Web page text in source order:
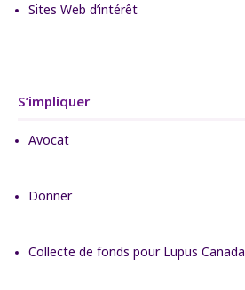
Sites Web d’intérêt
S’impliquer
Avocat
Donner
Collecte de fonds pour Lupus Canada